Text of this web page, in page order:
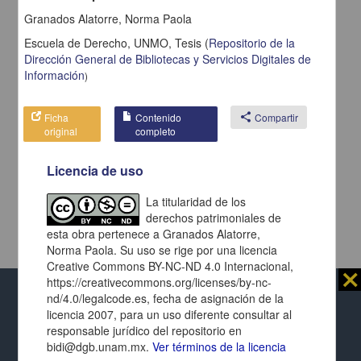
Al usar este repositorio estás aceptando sus
términos y condiciones de uso, y te obligas a
respetar los derechos expresados en las
de cada página y de cada documento presentado.
⨯
Repositorio Institucional de la
Universidad Nacional Autónoma de México
Granados Alatorre, Norma Paola
Escuela de Derecho, UNMO, Tesis (Repositorio de la
Dirección General de Bibliotecas y Servicios Digitales de
Información)
Ficha
original
Contenido
completo
share Compartir
Licencia de uso
La titularidad de los
derechos patrimoniales de
esta obra pertenece a Granados Alatorre,
Norma Paola. Su uso se rige por una licencia
Creative Commons BY-NC-ND 4.0 Internacional,
https://creativecommons.org/licenses/by-nc-
nd/4.0/legalcode.es, fecha de asignación de la
licencia 2007, para un uso diferente consultar al
responsable jurídico del repositorio en
bidi@dgb.unam.mx.Ver términos de la licencia